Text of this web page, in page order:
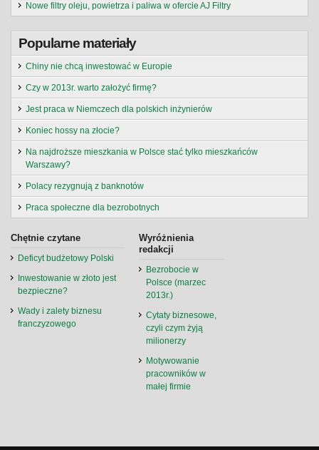
Nowe filtry oleju, powietrza i paliwa w ofercie AJ Filtry
Popularne materiały
Chiny nie chcą inwestować w Europie
Czy w 2013r. warto założyć firmę?
Jest praca w Niemczech dla polskich inżynierów
Koniec hossy na złocie?
Na najdroższe mieszkania w Polsce stać tylko mieszkańców
Warszawy?
Polacy rezygnują z banknotów
Praca społeczne dla bezrobotnych
Chętnie czytane
Deficyt budżetowy Polski
Inwestowanie w złoto jest
bezpieczne?
Wady i zalety biznesu
franczyzowego
Wyróżnienia
redakcji
Bezrobocie w
Polsce (marzec
2013r.)
Cytaty biznesowe,
czyli czym żyją
milionerzy
Motywowanie
pracowników w
małej firmie